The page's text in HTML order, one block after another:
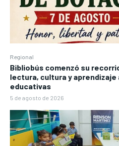
Regional
Bibliobús comenzó su
lectura, cultura y
educativas
5 de agosto de 2026